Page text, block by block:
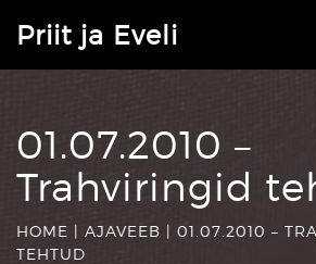
Priit ja Eveli
01.07.2010 –
Trahviringid
HOME | AJAVEEB | 01.07.2010 –
TEHTUD